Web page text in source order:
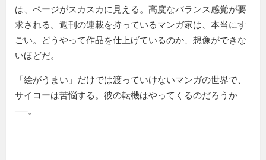
は、ページがスカスカに見える。高度なバランス感覚が要
求される。週刊の連載を持っているマンガ家は、本当にす
ごい。どうやって作品を仕上げているのか、想像ができな
いほどだ。
「絵がうまい」だけでは渡っていけないマンガの世界で、
サイコーは苦悩する。彼の転機はやってくるのだろうか
──。